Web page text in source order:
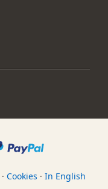
· Cookies · In English